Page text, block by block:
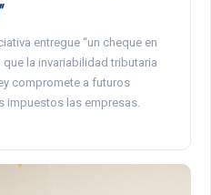
entregue “un cheque en
la invariabilidad tributaria
compromete a futuros
impuestos las empresas.